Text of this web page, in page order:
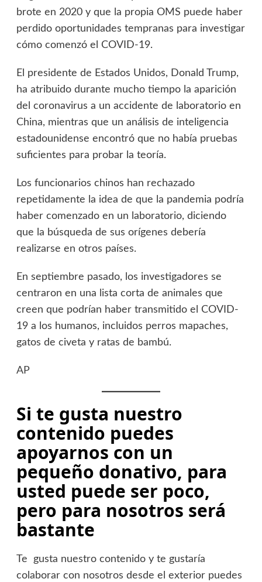
brote en 2020 y que la propia OMS puede haber
perdido oportunidades tempranas para investigar
cómo comenzó el COVID-19.
El presidente de Estados Unidos, Donald Trump,
ha atribuido durante mucho tiempo la aparición
del coronavirus a un accidente de laboratorio en
China, mientras que un análisis de inteligencia
estadounidense encontró que no había pruebas
suficientes para probar la teoría.
Los funcionarios chinos han rechazado
repetidamente la idea de que la pandemia podría
haber comenzado en un laboratorio, diciendo
que la búsqueda de sus orígenes debería
realizarse en otros países.
En septiembre pasado, los investigadores se
centraron en una lista corta de animales que
creen que podrían haber transmitido el COVID-
19 a los humanos, incluidos perros mapaches,
gatos de civeta y ratas de bambú.
AP
Si te gusta nuestro
contenido puedes
apoyarnos con un
pequeño donativo, para
usted puede ser poco,
pero para nosotros será
bastante
Te gusta nuestro contenido y te gustaría
colaborar con nosotros desde el exterior puedes